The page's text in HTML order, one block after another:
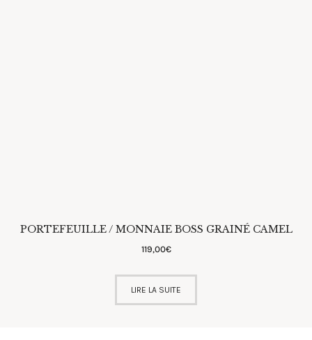
PORTEFEUILLE / MONNAIE BOSS GRAINÉ CAMEL
119,00€
LIRE LA SUITE